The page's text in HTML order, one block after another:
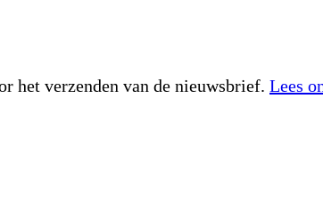
het verzenden van de nieuwsbrief. Lees